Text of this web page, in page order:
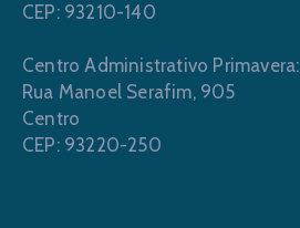
CEP: 93210-140
Centro Administrativo Primavera:
Rua Manoel Serafim, 905
Centro
CEP: 93220-250